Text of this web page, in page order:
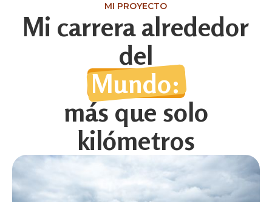
MI PROYECTO
Mi carrera alrededor
del
Mundo:
más que solo
kilómetros